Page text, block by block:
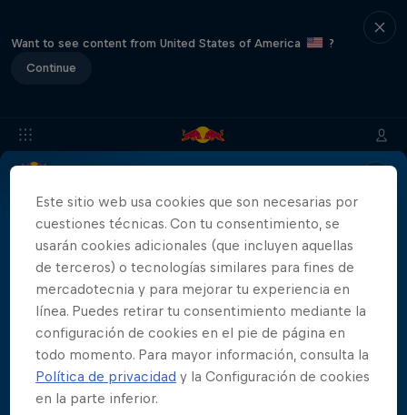
Want to see content from United States of America
?
Continue
Info Ubicación Saltadores Resultados Historia
Patrocinadores
444 Days
Este sitio web usa cookies que son necesarias por
cuestiones técnicas. Con tu consentimiento, se
usarán cookies adicionales (que incluyen aquellas
de terceros) o tecnologías similares para fines de
mercadotecnia y para mejorar tu experiencia en
línea. Puedes retirar tu consentimiento mediante la
configuración de cookies en el pie de página en
todo momento. Para mayor información, consulta la
Política de privacidad y la Configuración de cookies
en la parte inferior.